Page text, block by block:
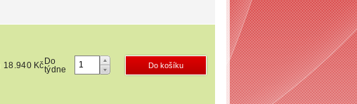
18.940 Kč Do
týdne